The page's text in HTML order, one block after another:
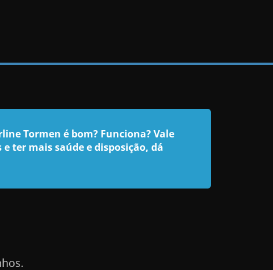
Tormen é bom? Funciona? Vale
ter mais saúde e disposição, dá